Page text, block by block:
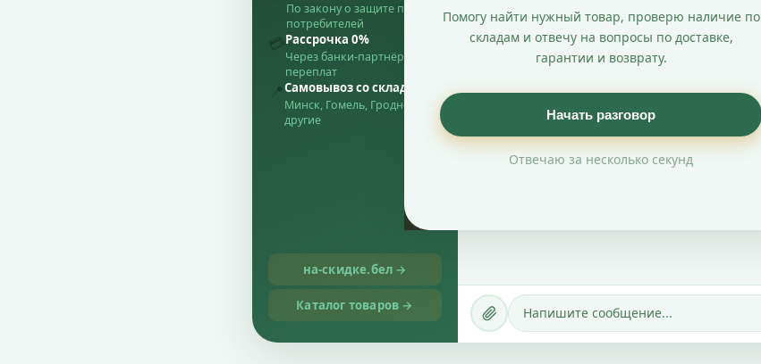
Помогу найти нужный товар, проверю наличие по
складам и отвечу на вопросы по доставке,
гарантии и возврату.
Начать разговор
Отвечаю за несколько секунд
По закону о защите прав
потребителей
💳 Рассрочка 0%
Через банки-партнёры, без
переплат
📍Самовывоз со склада
Минск, Гомель, Гродно и
другие
на-скидке.бел →
Каталог товаров →